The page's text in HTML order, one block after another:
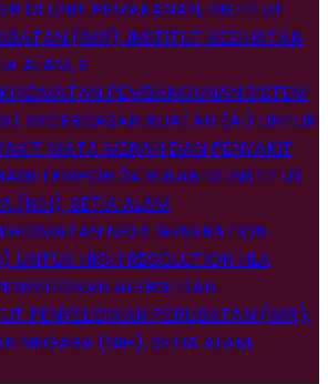
DI UNIT PEMAKANAN, INSTITUT
(IMR), INSTITUT KESIHATAN
ALAM, S
PEMBANGUNAN SISTEM
KECERDASAN BUATAN (AI) UNTUK
MATA MERAH DAN PENYAKIT
TEMPOH 24 BULAN DI INSTITUT
(NIH), SETIA ALAM
NEXT GENERATION
UNTUK HIGH RESOLUTION HLA
ALERGI DAN
PENYELIDIKAN PERUBATAN (IMR),
NEGARA (NIH), SETIA ALAM,